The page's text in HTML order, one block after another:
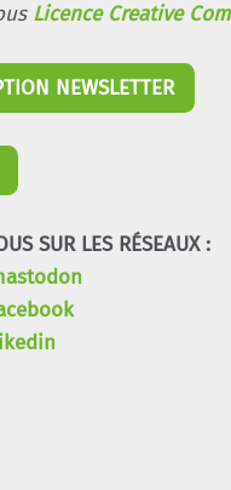
Licence Creative
NEWSLETTER
SUR LES RÉSEAUX :